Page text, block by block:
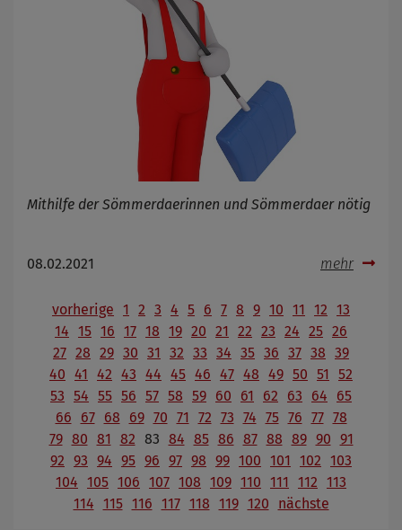
Mithilfe der Sömmerdaerinnen und Sömmerdaer nötig
08.02.2021 mehr
vorherige 1 2 3 4 5 6 7 8 9 10 11 12 13
14 15 16 17 18 19 20 21 22 23 24 25 26
27 28 29 30 31 32 33 34 35 36 37 38 39
40 41 42 43 44 45 46 47 48 49 50 51
52
53 54 55 56 57 58 59 60 61 62 63 64
65
66
67 68 69 70 71 72 73 74 75 76 77 78
79 80 81 82 83 84 85 86 87 88 89 90 91
92 93 94 95 96 97 98 99 100 101 102 103
104 105 106 107 108 109 110 111 112 113
114 115 116 117 118 119 120 nächste